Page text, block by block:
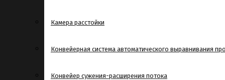
Камера расстойки
Конвейерная система автоматического выравнивания
Конвейер сужения-расширения потока